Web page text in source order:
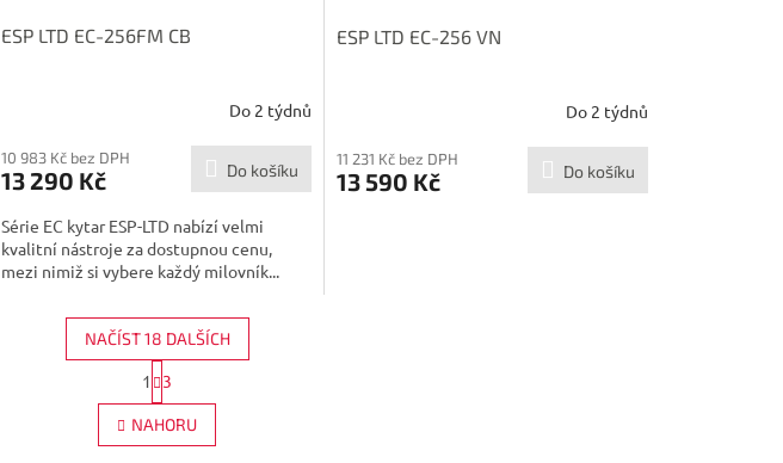
ESP LTD EC-256FM CB
Do 2 týdnů
10 983 Kč bez DPH
13 290 Kč Do košíku
Série EC kytar ESP-LTD nabízí velmi
kvalitní nástroje za dostupnou cenu,
mezi nimiž si vybere každý milovník...
ESP LTD EC-256 VN
Do 2 týdnů
11 231 Kč bez DPH
13 590 Kč Do košíku
O
v
l
NAČÍST 18 DALŠÍCH
S
t
r
á
n
1 3
NAHORU